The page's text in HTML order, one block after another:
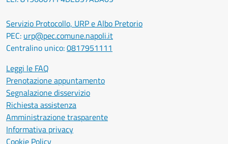
Servizio Protocollo, URP e Albo Pretorio
PEC: urp@pec.comune.napoli.it
Centralino unico:0817951111
Leggi le FAQ
Prenotazione appuntamento
Segnalazione disservizio
Richiesta assistenza
Amministrazione trasparente
Informativa privacy